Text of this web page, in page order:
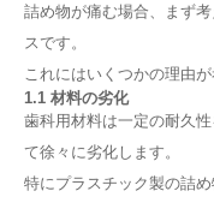
詰め物が痛む場合、まず
スです。
これにはいくつかの理由が
1.1 材料の劣化
歯科用材料は一定の耐久
て徐々に劣化します。
特にプラスチック製の詰